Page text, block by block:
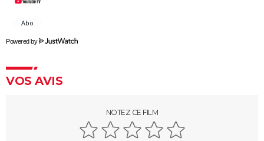
Powered by
VOS AVIS
NOTEZ CE FILM